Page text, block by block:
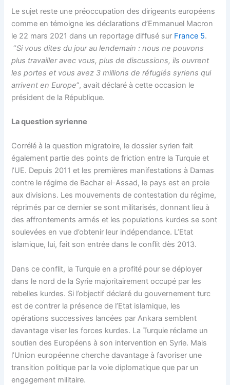
Le sujet reste une préoccupation des dirigeants européens
comme en témoigne les déclarations d’Emmanuel Macron
le 22 mars 2021 dans un reportage diffusé sur France 5.
“Si vous dites du jour au lendemain : nous ne pouvons
plus travailler avec vous, plus de discussions, ils ouvrent
les portes et vous avez 3 millions de réfugiés syriens qui
arrivent en Europe”, avait déclaré à cette occasion le
président de la République.
La question syrienne
Corrélé à la question migratoire, le dossier syrien fait
également partie des points de friction entre la Turquie et
l’UE. Depuis 2011 et les premières manifestations à Damas
contre le régime de Bachar el-Assad, le pays est en proie
aux divisions. Les mouvements de contestation du régime,
réprimés par ce dernier se sont militarisés, donnant lieu à
des affrontements armés et les populations kurdes se sont
soulevées en vue d’obtenir leur indépendance. L’Etat
islamique, lui, fait son entrée dans le conflit dès 2013.
Dans ce conflit, la Turquie en a profité pour se déployer
dans le nord de la Syrie majoritairement occupé par les
rebelles kurdes. Si l’objectif déclaré du gouvernement turc
est de contrer la présence de l’Etat islamique, les
opérations successives lancées par Ankara semblent
davantage viser les forces kurdes. La Turquie réclame un
soutien des Européens à son intervention en Syrie. Mais
l’Union européenne cherche davantage à favoriser une
transition politique par la voie diplomatique que par un
engagement militaire.